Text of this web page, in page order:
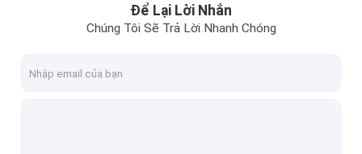
Để Lại Lời Nhắn
Chúng Tôi Sẽ Trả Lời Nhanh Chóng